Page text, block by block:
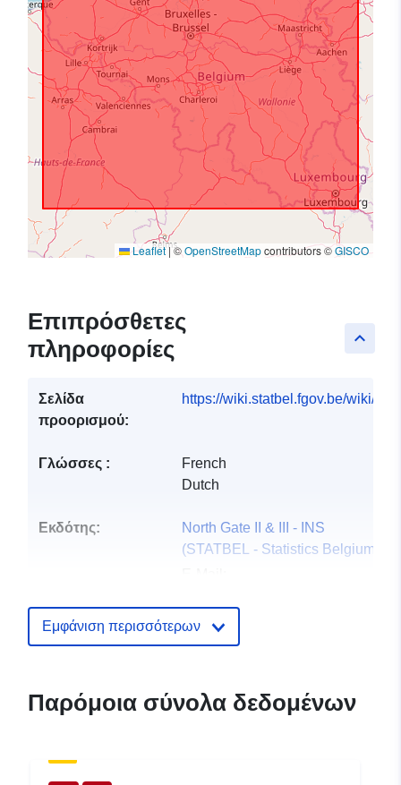
Leaflet|©OpenStreetMapcontributors ©GISCO
keyboard_arrow_up
Επιπρόσθετες
πληροφορίες
Σελίδα
προορισμού:
https://wiki.statbel.fgov.be/wiki/
Γλώσσες :
French
Dutch
Εκδότης:
North Gate II & III - INS
(STATBEL - Statistics Belgium)
Αρχική σελίδα:
https://statbel.fgov.be/
Statistique - Statistics Belgium)
Εμφάνιση περισσότερων
Παρόμοια σύνολα δεδομένων